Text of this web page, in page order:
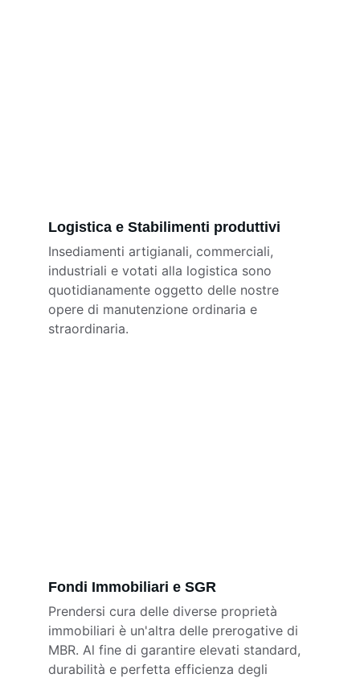
Logistica e Stabilimenti produttivi
Insediamenti artigianali, commerciali,
industriali e votati alla logistica sono
quotidianamente oggetto delle nostre
opere di manutenzione ordinaria e
straordinaria.
Fondi Immobiliari e SGR
Prendersi cura delle diverse proprietà
immobiliari è un'altra delle prerogative di
MBR. Al fine di garantire elevati standard,
durabilità e perfetta efficienza degli